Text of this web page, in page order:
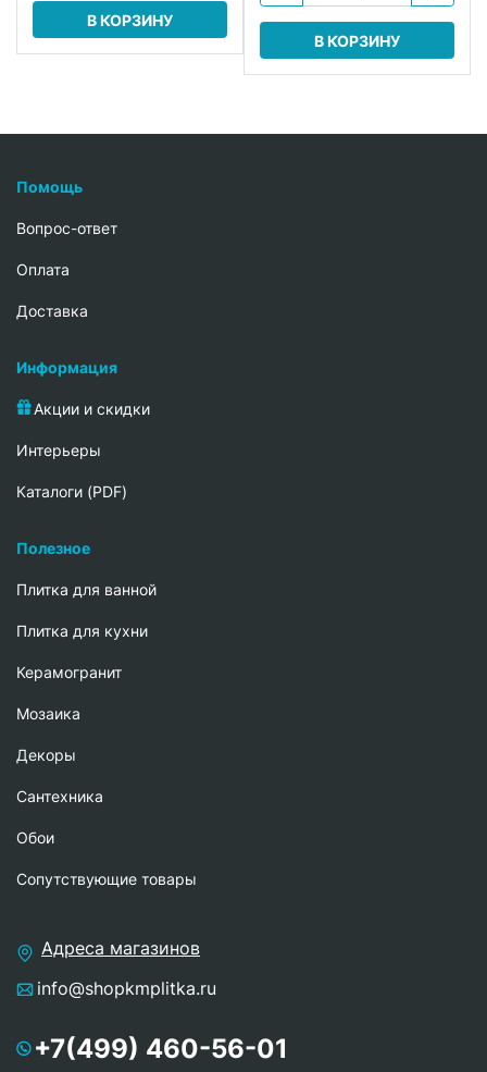
В КОРЗИНУ
В КОРЗИНУ
Помощь
Вопрос-ответ
Oплата
Доставка
Информация
Акции и скидки
Интерьеры
Каталоги (PDF)
Полезное
Плитка для ванной
Плитка для кухни
Керамогранит
Мозаика
Декоры
Сантехника
Обои
Сопутствующие товары
Адреса магазинов
info@shopkmplitka.ru
+7(499) 460-56-01